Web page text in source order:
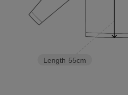
Length 55cm